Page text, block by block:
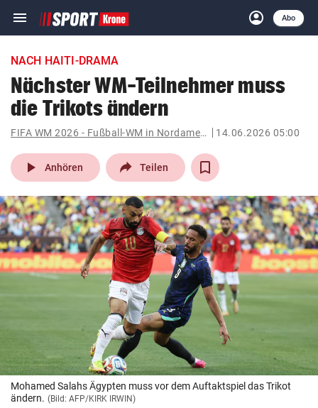
menu Navigation
ein-/ausklappen
account_circle
Anmelden
Abo
close Schließen
account_circle Anmelden
pin_drop
Wien arrow_right
bookmark
search
Suchbegriff
eingeben
© Krone Multimedia GmbH & Co KG 2026
Muthgasse 2, 1190 Wien
NACH HAITI-DRAMA
Nächster WM-Teilnehmer muss
die Trikots ändern
FIFA WM 2026 - Fußball-WM in Nordamerika 14.06.2026 05:00
play_arrow Anhören Teilen
Mohamed Salahs Ägypten muss vor dem Auftaktspiel das Trikot
ändern. (Bild: AFP/KIRK IRWIN)